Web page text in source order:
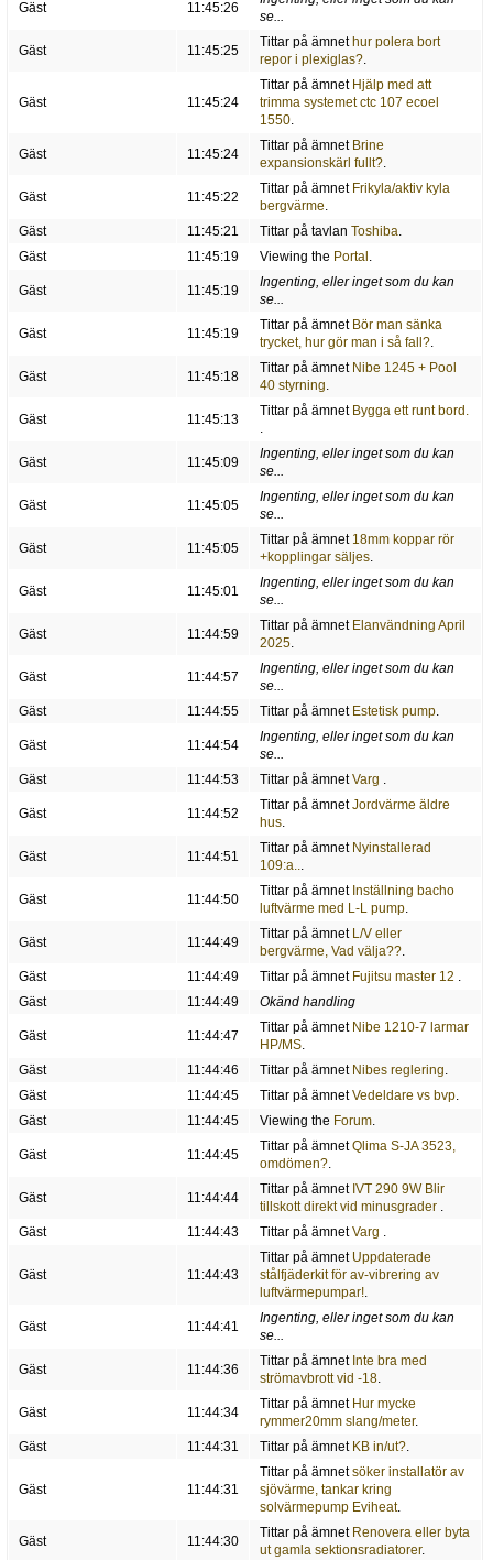
Gäst 11:45:26
se...
Gäst 11:45:25
Tittar på ämnet hur polera bort
repor i plexiglas?.
Gäst 11:45:24
Tittar på ämnet Hjälp med att
trimma systemet ctc 107 ecoel
1550.
Gäst 11:45:24
Tittar på ämnet Brine
expansionskärl fullt?.
Gäst 11:45:22
Tittar på ämnet Frikyla/aktiv kyla
bergvärme.
Gäst
11:45:21 Tittar på tavlan Toshiba.
Gäst
11:45:19 Viewing the Portal .
Gäst 11:45:19
Ingenting, eller inget som du kan
se...
Gäst 11:45:19
Tittar på ämnet Bör man sänka
trycket, hur gör man i så fall?.
Gäst 11:45:18
Tittar på ämnet Nibe 1245 + Pool
40 styrning.
Gäst 11:45:13
Tittar på ämnet Bygga ett runt bord.
.
Gäst 11:45:09
Ingenting, eller inget som du kan
se...
Gäst 11:45:05
Ingenting, eller inget som du kan
se...
Gäst 11:45:05
Tittar på ämnet 18mm koppar rör
+kopplingar säljes.
Gäst 11:45:01
Ingenting, eller inget som du kan
se...
Gäst 11:44:59
Tittar på ämnet Elanvändning April
2025.
Gäst 11:44:57
Ingenting, eller inget som du kan
se...
Gäst
11:44:55 Tittar på ämnet Estetisk pump.
Gäst 11:44:54
Ingenting, eller inget som du kan
se...
Gäst
11:44:53 Tittar på ämnetVarg .
Gäst 11:44:52
Tittar på ämnetJordvärme äldre
hus.
Gäst 11:44:51
Tittar på ämnet Nyinstallerad
109:a...
Gäst 11:44:50
Tittar på ämnet Inställning bacho
luftvärme med L-L pump.
Gäst 11:44:49
Tittar på ämnet L/V eller
bergvärme, Vad välja??.
Gäst
11:44:49 Tittar på ämnet Fujitsu master 12 .
Gäst
11:44:49 Okänd handling
Gäst 11:44:47
Tittar på ämnet Nibe 1210-7 larmar
HP/MS.
Gäst
11:44:46 Tittar på ämnet Nibes reglering.
Gäst
11:44:45 Tittar på ämnetVedeldare vs bvp.
Gäst
11:44:45 Viewing the Forum.
Gäst 11:44:45
Tittar på ämnetQlima S-JA 3523,
omdömen?.
Gäst 11:44:44
Tittar på ämnet IVT 290 9W Blir
tillskott direkt vid minusgrader .
Gäst
11:44:43 Tittar på ämnetVarg .
Gäst 11:44:43
Tittar på ämnet Uppdaterade
stålfjäderkit för av-vibrering av
luftvärmepumpar!.
Gäst 11:44:41
Ingenting, eller inget som du kan
se...
Gäst 11:44:36
Tittar på ämnet Inte bra med
strömavbrott vid -18.
Gäst 11:44:34
Tittar på ämnet Hur mycke
rymmer20mm slang/meter.
Gäst
11:44:31 Tittar på ämnet KB in/ut?.
Gäst 11:44:31
Tittar på ämnetsöker installatör av
sjövärme, tankar kring
solvärmepump Eviheat.
Gäst 11:44:30
Tittar på ämnet Renovera eller byta
ut gamla sektionsradiatorer.